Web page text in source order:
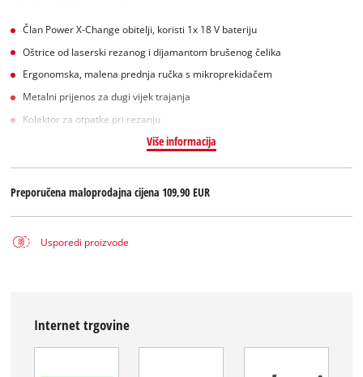
Član Power X-Change obitelji, koristi 1x 18 V bateriju
Oštrice od laserski rezanog i dijamantom brušenog čelika
Ergonomska, malena prednja ručka s mikroprekidačem
Metalni prijenos za dugi vijek trajanja
Kolektor za otpatke pri rezanju
Više informacija
Preporučena maloprodajna cijena109,90 EUR
Usporedi proizvode
Internet trgovine